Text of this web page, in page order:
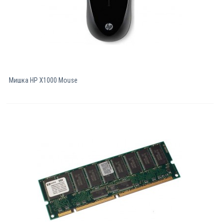
Мишка HP X1000 Mouse